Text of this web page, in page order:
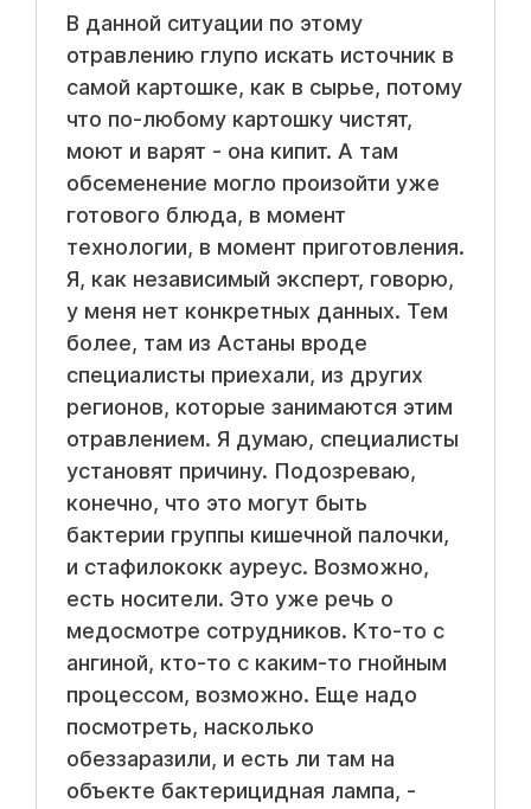
В данной ситуации по этому
отравлению глупо искать источник в
самой картошке, как в сырье, потому
что по-любому картошку чистят,
моют и варят - она кипит. А там
обсеменение могло произойти уже
готового блюда, в момент
технологии, в момент приготовления.
Я, как независимый эксперт, говорю,
у меня нет конкретных данных. Тем
более, там из Астаны вроде
специалисты приехали, из других
регионов, которые занимаются этим
отравлением. Я думаю, специалисты
установят причину. Подозреваю,
конечно, что это могут быть
бактерии группы кишечной палочки,
и стафилококк ауреус. Возможно,
есть носители. Это уже речь о
медосмотре сотрудников. Кто-то с
ангиной, кто-то с каким-то гнойным
процессом, возможно. Еще надо
посмотреть, насколько
обеззаразили, и есть ли там на
объекте бактерицидная лампа, -